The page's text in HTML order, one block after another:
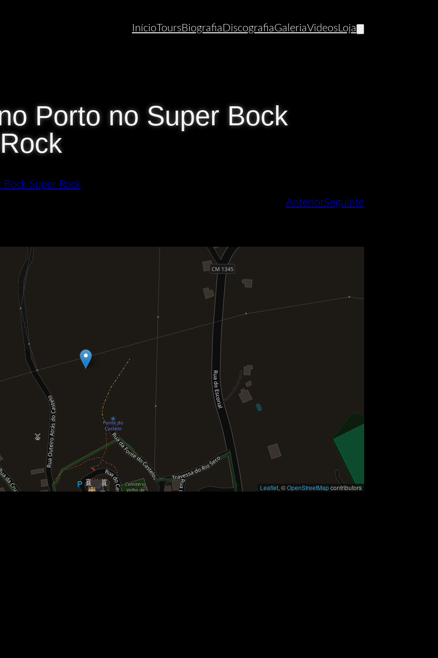
InícioToursBiografia DiscografiaGaleriaVideosLoja
Porto no Super Bock
Bock Super Rock
AnteriorSeguinte
Leaflet, ©OpenStreetMapcontributors